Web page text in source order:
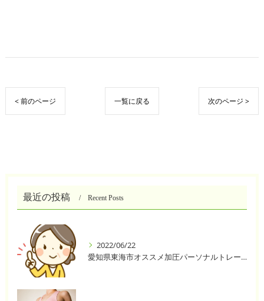
< 前のページ 一覧に戻る 次のページ >
最近の投稿 Recent Posts
2022/06/22
愛知県東海市オススメ加圧パーソナルトレーニングジム One❣️